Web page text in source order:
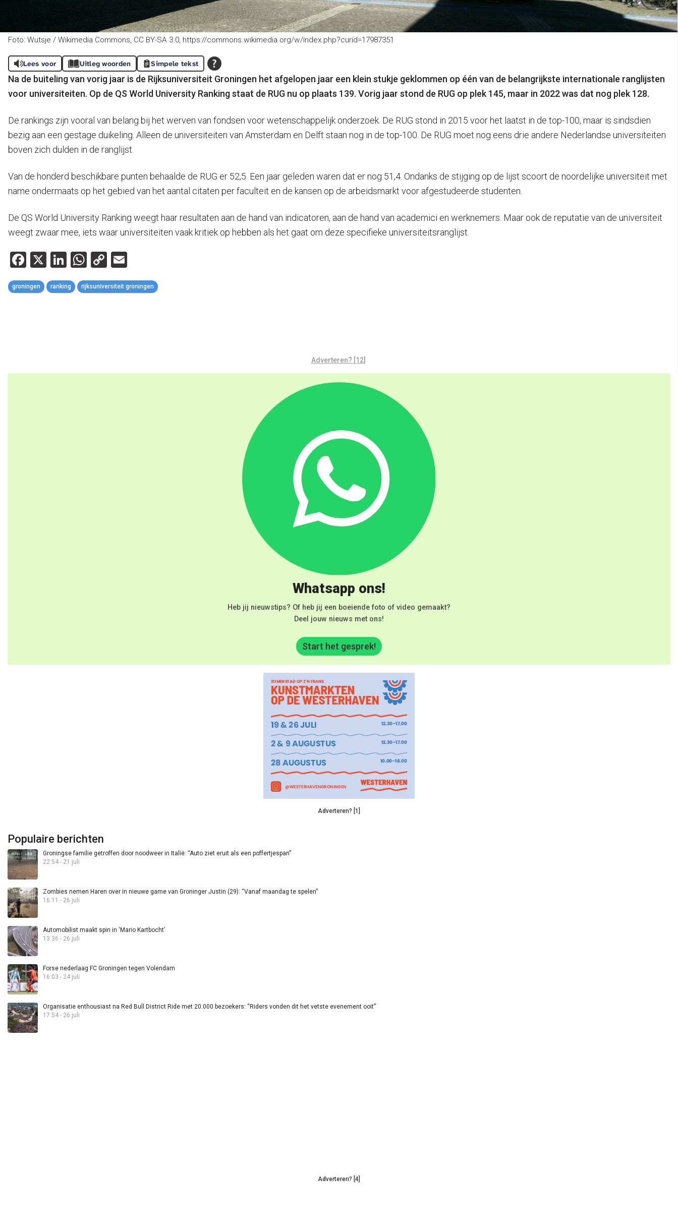
Foto: Wutsje / Wikimedia Commons, CC BY-SA 3.0, https://commons.wikimedia.org/w/index.php?curid=17987351
Lees voor Uitleg woorden Simpele tekst
Na de buiteling van vorig jaar is de Rijksuniversiteit Groningen het afgelopen jaar een klein stukje geklommen op één van de belangrijkste internationale ranglijsten
voor universiteiten. Op de QS World University Ranking staat de RUG nu op plaats 139. Vorig jaar stond de RUG op plek 145, maar in 2022 was dat nog plek 128.
De rankings zijn vooral van belang bij het werven van fondsen voor wetenschappelijk onderzoek. De RUG stond in 2015 voor het laatst in de top-100, maar is sindsdien
bezig aan een gestage duikeling. Alleen de universiteiten van Amsterdam en Delft staan nog in de top-100. De RUG moet nog eens drie andere Nederlandse universiteiten
boven zich dulden in de ranglijst.
Van de honderd beschikbare punten behaalde de RUG er 52,5. Een jaar geleden waren dat er nog 51,4. Ondanks de stijging op de lijst scoort de noordelijke universiteit met
name ondermaats op het gebied van het aantal citaten per faculteit en de kansen op de arbeidsmarkt voor afgestudeerde studenten.
De QS World University Ranking weegt haar resultaten aan de hand van indicatoren, aan de hand van academici en werknemers. Maar ook de reputatie van de universiteit
weegt zwaar mee, iets waar universiteiten vaak kritiek op hebben als het gaat om deze specifieke universiteitsranglijst.
Facebook
X LinkedIn
WhatsApp
Copy
Link
groningen ranking rijksuniversiteit groningen
Adverteren? [12]
Whatsapp ons!
Heb jij nieuwstips? Of heb jij een boeiende foto of video gemaakt?
Deel jouw nieuws met ons!
Start het gesprek!
Adverteren? [1]
Populaire berichten
Groningse familie getroffen door noodweer in Italië: “Auto ziet eruit als een poffertjespan”
22:54 - 21 juli
Zombies nemen Haren over in nieuwe game van Groninger Justin (29): “Vanaf maandag te spelen”
16:11 - 26 juli
Automobilist maakt spin in ‘Mario Kartbocht’
13:36 - 26 juli
Forse nederlaag FC Groningen tegen Volendam
16:03 - 24 juli
Organisatie enthousiast na Red Bull District Ride met 20.000 bezoekers: “Riders vonden dit het vetste evenement ooit”
17:54 - 26 juli
Adverteren? [4]